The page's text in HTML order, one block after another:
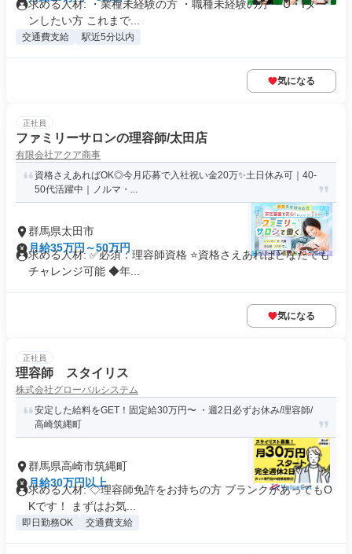
求める人材: ・業種未経験の方 ・職種未経験の方 ・U・Iター
ンしたい方 これまで...
交通費支給 駅近5分以内
気になる
正社員
ファミリーサロンの理容師/太田店
有限会社アクア商事
資格さえあればOK◎今月応募で入社祝い金20万✨️土日休み可｜40-
50代活躍中｜ノルマ・...
群馬県太田市
月給35万円～50万円
求める人材: ✅必須：理容師資格 ⭐️資格さえあればどなたでも
チャレンジ可能 ◆年...
気になる
正社員
理容師 スタイリス
株式会社グローバルシステム
安定した給料をGET！固定給30万円〜 ・週2日必ずお休み/理容師/
高崎筑縄町
群馬県高崎市筑縄町
月給30万円以上
求める人材: ◇理容師免許をお持ちの方 ブランクがあってもO
Kです！ まずはお気...
即日勤務OK 交通費支給